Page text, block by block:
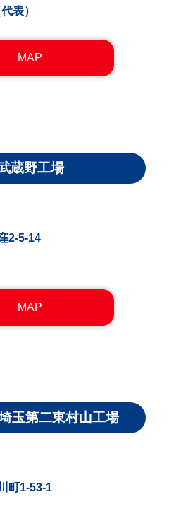
表）
MAP
蔵野工場
2-5-14
MAP
玉第二東村山工場
町1-53-1